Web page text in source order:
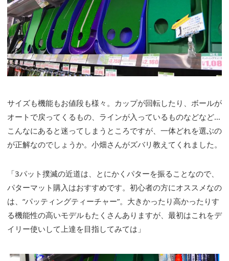
サイズも機能もお値段も様々。カップが回転したり、ボールが
オートで戻ってくるもの、ラインが入っているものなどなど…
こんなにあると迷ってしまうところですが、一体どれを選ぶの
が正解なのでしょうか。小畑さんがズバリ教えてくれました。
「3パット撲滅の近道は、とにかくパターを振ることなので、
パターマット購入はおすすめです。初心者の方にオススメなの
は、“パッティングティーチャー”。大きかったり高かったりす
る機能性の高いモデルもたくさんありますが、最初はこれをデ
イリー使いして上達を目指してみては」